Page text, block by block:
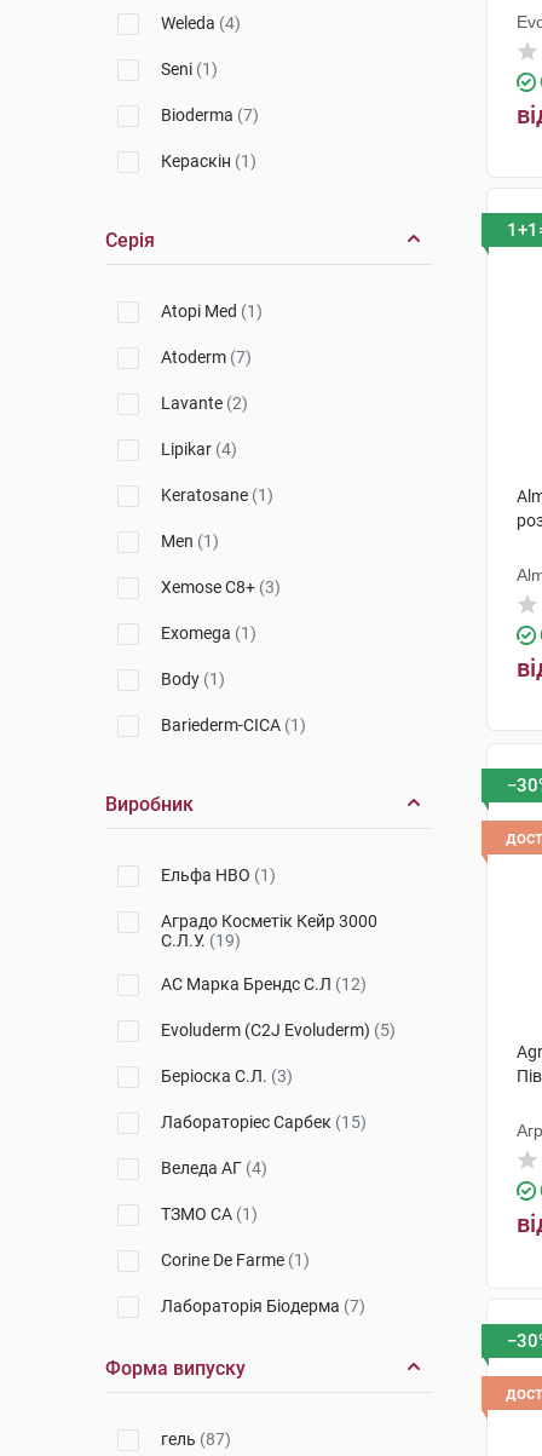
Weleda (4)
Seni (1)
Bioderma (7)
Кераскін (1)
Avene
Серія
Atopi Med (1)
Atoderm (7)
Lavante (2)
Lipikar (4)
Keratosane (1)
Men (1)
Xemose C8+ (3)
Exomega (1)
Body (1)
Bariederm-CICA (1)
DS(1)
XeraCalm
Виробник
Ельфа НВО (1)
Аградо Косметік Кейр 3000
С.Л.У. (19)
АС Марка Брендс С.Л (12)
Evoluderm (C2J Evoluderm) (5)
Беріоска С.Л. (3)
Лабораторіес Сарбек (15)
Веледа АГ (4)
ТЗМО СА (1)
Corine De Farme (1)
Лабораторія Біодерма (7)
КМП+Галичфарм)
Форма випуску
гель (87)